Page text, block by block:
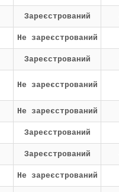
Зареєстрований
Не зареєстрований
Зареєстрований
Не зареєстрований
Не зареєстрований
Зареєстрований
Зареєстрований
Не зареєстрований